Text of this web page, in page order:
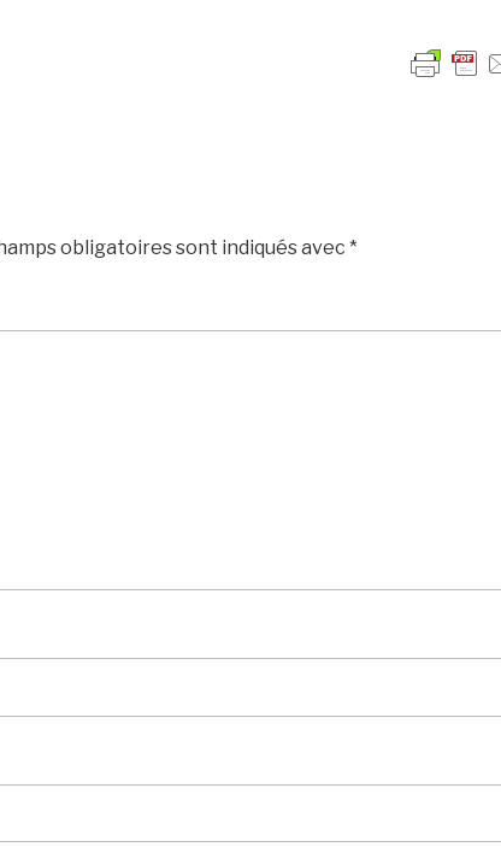
obligatoires sont indiqués avec *